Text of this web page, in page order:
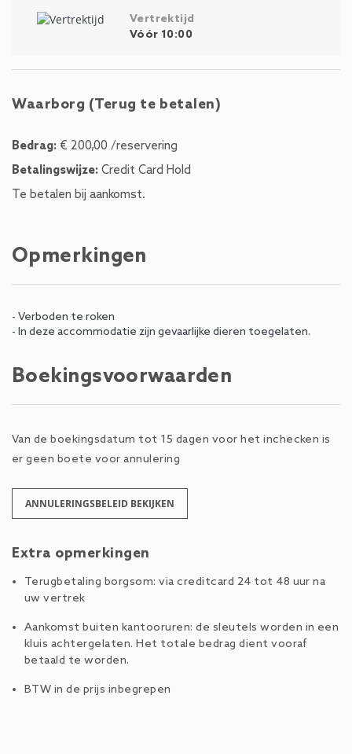
Vertrektijd
Vóór 10:00
Waarborg (Terug te betalen)
Bedrag: € 200,00 /reservering
Betalingswijze: Credit Card Hold
Te betalen bij aankomst.
Opmerkingen
- Verboden te roken
- In deze accommodatie zijn gevaarlijke dieren toegelaten.
Boekingsvoorwaarden
Van de boekingsdatum tot 15 dagen voor het inchecken is
er geen boete voor annulering
ANNULERINGSBELEID BEKIJKEN
Extra opmerkingen
Terugbetaling borgsom: via creditcard 24 tot 48 uur na
uw vertrek
Aankomst buiten kantooruren: de sleutels worden in een
kluis achtergelaten. Het totale bedrag dient vooraf
betaald te worden.
BTW in de prijs inbegrepen